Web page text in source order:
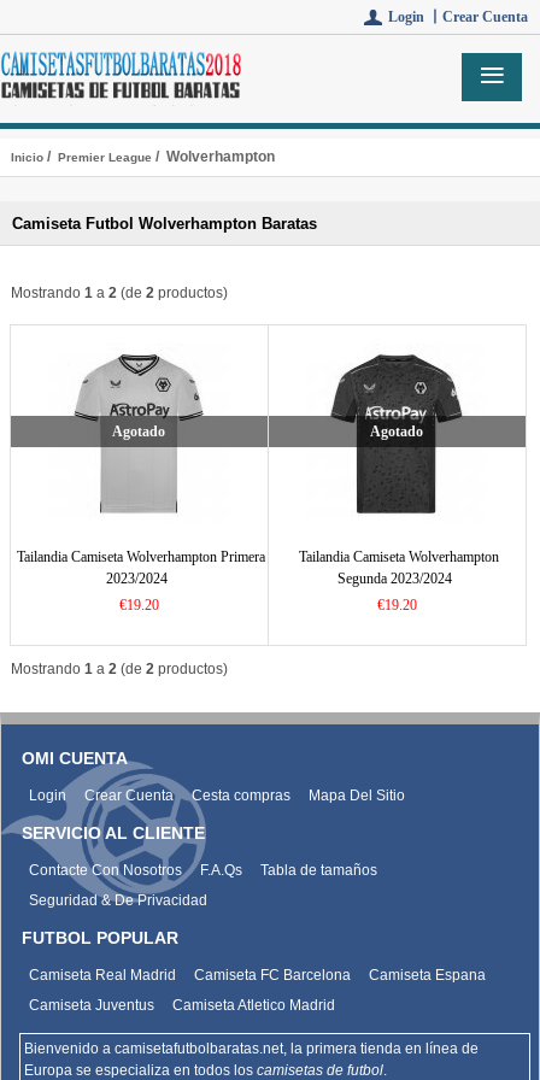
Login 丨 Crear Cuenta
Inicio/ Premier League / Wolverhampton
Camiseta Futbol Wolverhampton Baratas
Mostrando 1a 2(de 2productos)
Agotado
Tailandia Camiseta Wolverhampton Primera
2023/2024
€19.20
Agotado
Tailandia Camiseta Wolverhampton
Segunda 2023/2024
€19.20
Mostrando 1a 2(de 2productos)
OMI CUENTA
Login Crear Cuenta Cesta compras Mapa Del Sitio
SERVICIO AL CLIENTE
Contacte Con Nosotros F.A.Qs
Tabla de tamaños
Seguridad & De Privacidad
FUTBOL POPULAR
Camiseta Real Madrid Camiseta FC Barcelona
Camiseta Espana
Camiseta Juventus
Camiseta Atletico Madrid
Bienvenido a camisetafutbolbaratas.net, la primera tienda en línea de
Europa se especializa en todos los camisetas de futbol.